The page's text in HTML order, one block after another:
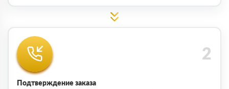
Подтверждение заказа